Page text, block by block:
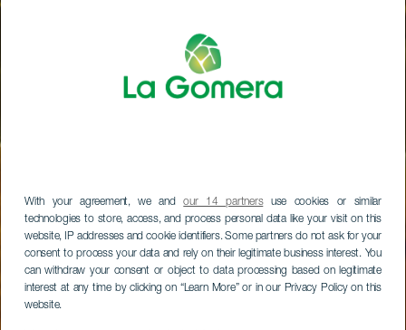
With your agreement, we andour 14 partnersuse cookies or similar
technologies to store, access, and process personal data like your visit on this
website, IP addresses and cookie identifiers. Some partners do not ask for your
consent to process your data and rely on their legitimate business interest. You
can withdraw your consent or object to data processing based on legitimate
interest at any time by clicking on “Learn More” or in our Privacy Policy on this
website.